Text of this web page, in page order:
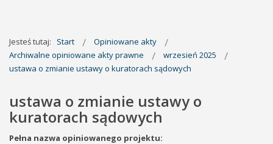
Jesteś tutaj: Start
Opiniowane akty
Archiwalne opiniowane akty prawne
wrzesień 2025
ustawa o zmianie ustawy o kuratorach sądowych
ustawa o zmianie ustawy o
kuratorach sądowych
Pełna nazwa opiniowanego projektu: